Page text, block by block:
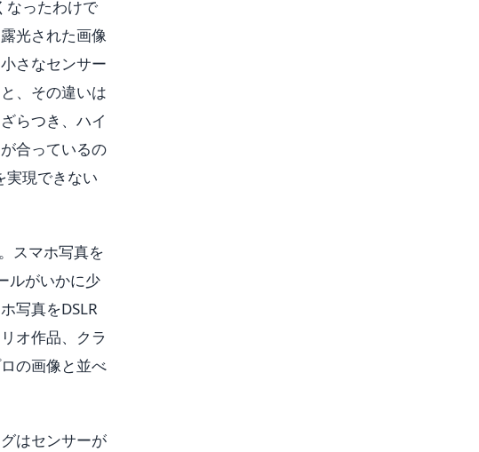
なったわけで
光された画像
さなセンサー
、その違いは
らつき、ハイ
合っているの
実現できない
スマホ写真を
ルがいかに少
写真をDSLR
オ作品、クラ
の画像と並べ
はセンサーが